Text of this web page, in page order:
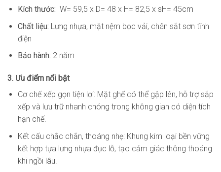
Kích thước: W= 59,5 x D= 48 x H= 82,5 x sH= 45cm
Chất liệu: Lưng nhựa, mặt nệm bọc vải, chân sắt sơn tĩnh
điện
Bảo hành: 2 năm
3. Ưu điểm nổi bật
Cơ chế xếp gọn tiện lợi: Mặt ghế có thể gập lên, hỗ trợ sắp
xếp và lưu trữ nhanh chóng trong không gian có diện tích
hạn chế.
Kết cấu chắc chắn, thoáng nhẹ: Khung kim loại bền vững
kết hợp tựa lưng nhựa đục lỗ, tạo cảm giác thông thoáng
khi ngồi lâu.